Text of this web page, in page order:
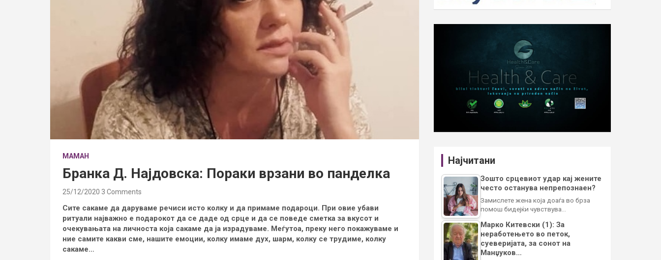
МАМАН
Бранка Д. Најдовска: Пораки врзани во панделка
25/12/2020 3 Comments
Сите сакаме да даруваме речиси исто колку и да примаме подароци. При овие убави
ритуали најважно е подарокот да се даде од срце и да се поведе сметка за вкусот и
очекувањата на личноста која сакаме да ја израдуваме. Меѓутоа, преку него покажуваме и
ние самите какви сме, нашите емоции, колку имаме дух, шарм, колку се трудиме, колку
сакаме…
Најчитани
Зошто срцевиот удар кај жените
често останува непрепознаен?
Замислете жена која доаѓа во брза
помош бидејќи чувствува…
Марко Китевски (1): За
неработењето во петок,
суеверијата, за сонот на
Манџуков…